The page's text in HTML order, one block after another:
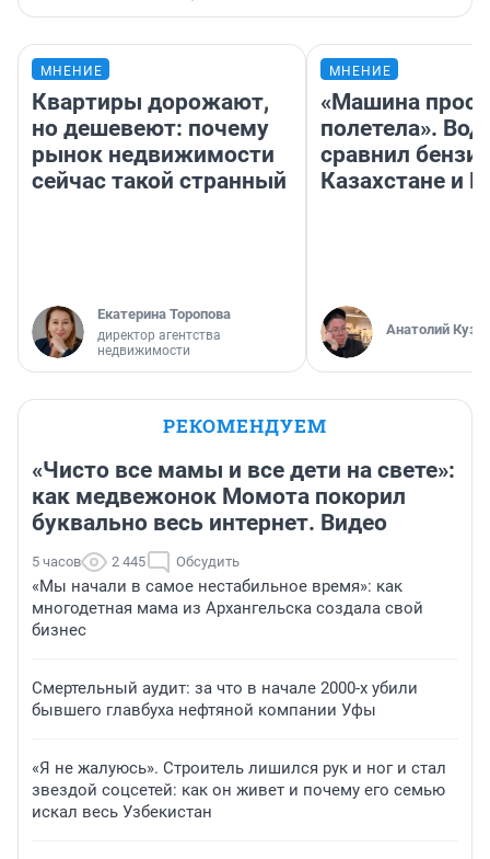
МНЕНИЕ
Квартиры дорожают,
но дешевеют: почему
рынок недвижимости
сейчас такой странный
Екатерина Торопова
директор агентства
недвижимости
МНЕНИЕ
«Машина
полетела».
сравнил
Казахстане и
Анатолий
РЕКОМЕНДУЕМ
«Чисто все мамы и все дети на свете»:
как медвежонок Момота покорил
буквально весь интернет. Видео
5 часов 2 445 Обсудить
«Мы начали в самое нестабильное время»: как
многодетная мама из Архангельска создала свой
бизнес
Смертельный аудит: за что в начале 2000-х убили
бывшего главбуха нефтяной компании Уфы
«Я не жалуюсь». Строитель лишился рук и ног и стал
звездой соцсетей: как он живет и почему его семью
искал весь Узбекистан